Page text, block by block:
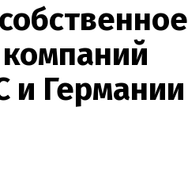
и Германии